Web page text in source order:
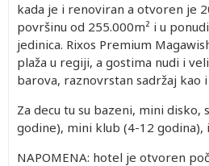
kada je i renoviran a otvoren je
površinu od 255.000m² i u
jedinica. Rixos Premium
plaža u regiji, a gostima nudi i
barova, raznovrstan sadržaj kao
Za decu tu su bazeni, mini disko,
godine), mini klub (4-12 godina),
NAPOMENA: hotel je otvoren